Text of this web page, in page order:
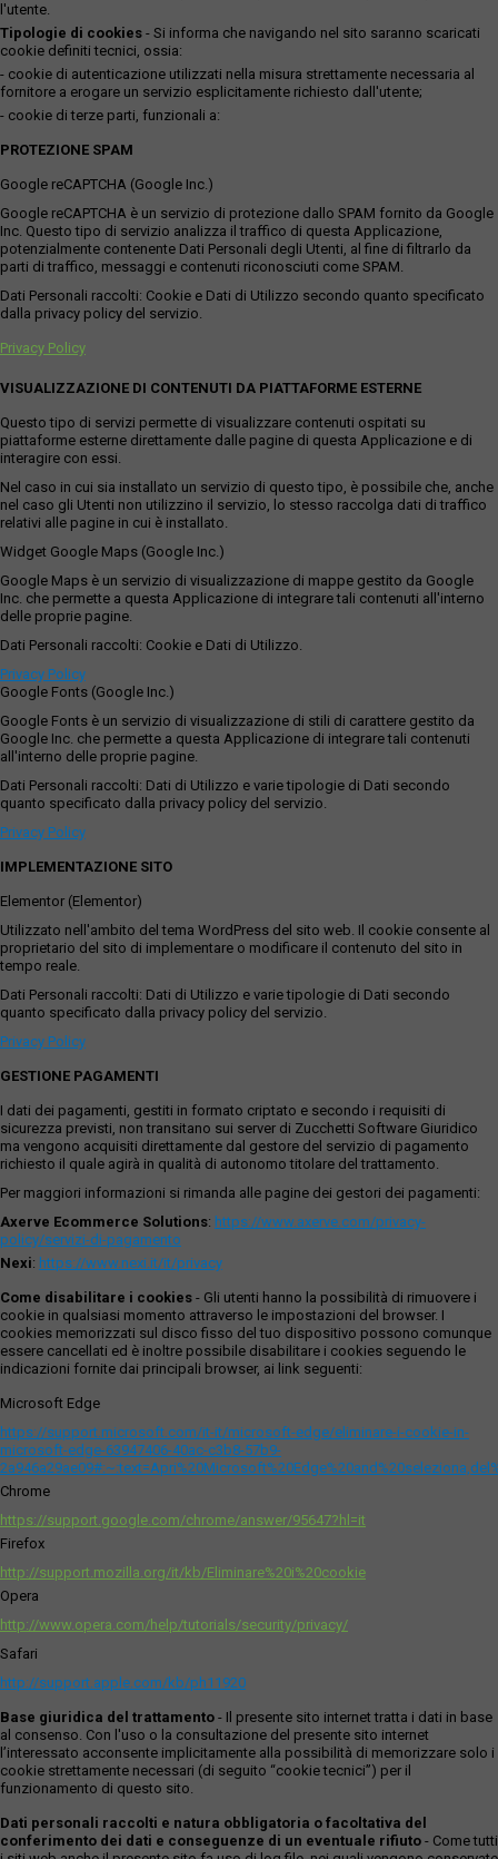
l'utente.
Tipologie di cookies - Si informa che navigando nel sito saranno scaricati
cookie definiti tecnici, ossia:
- cookie di autenticazione utilizzati nella misura strettamente necessaria al
fornitore a erogare un servizio esplicitamente richiesto dall'utente;
- cookie di terze parti, funzionali a:
PROTEZIONE SPAM
Google reCAPTCHA (Google Inc.)
Google reCAPTCHA è un servizio di protezione dallo SPAM fornito da Google
Inc. Questo tipo di servizio analizza il traffico di questa Applicazione,
potenzialmente contenente Dati Personali degli Utenti, al fine di filtrarlo da
parti di traffico, messaggi e contenuti riconosciuti come SPAM.
Dati Personali raccolti: Cookie e Dati di Utilizzo secondo quanto specificato
dalla privacy policy del servizio.
Privacy Policy
VISUALIZZAZIONE DI CONTENUTI DA PIATTAFORME ESTERNE
Questo tipo di servizi permette di visualizzare contenuti ospitati su
piattaforme esterne direttamente dalle pagine di questa Applicazione e di
interagire con essi.
Nel caso in cui sia installato un servizio di questo tipo, è possibile che, anche
nel caso gli Utenti non utilizzino il servizio, lo stesso raccolga dati di traffico
relativi alle pagine in cui è installato.
Widget Google Maps (Google Inc.)
Google Maps è un servizio di visualizzazione di mappe gestito da Google
Inc. che permette a questa Applicazione di integrare tali contenuti all'interno
delle proprie pagine.
Dati Personali raccolti: Cookie e Dati di Utilizzo.
Privacy Policy
Google Fonts (Google Inc.)
Google Fonts è un servizio di visualizzazione di stili di carattere gestito da
Google Inc. che permette a questa Applicazione di integrare tali contenuti
all'interno delle proprie pagine.
Dati Personali raccolti: Dati di Utilizzo e varie tipologie di Dati secondo
quanto specificato dalla privacy policy del servizio.
Privacy Policy
IMPLEMENTAZIONE SITO
Elementor (Elementor)
Utilizzato nell'ambito del tema WordPress del sito web. Il cookie consente al
proprietario del sito di implementare o modificare il contenuto del sito in
tempo reale.
Dati Personali raccolti: Dati di Utilizzo e varie tipologie di Dati secondo
quanto specificato dalla privacy policy del servizio.
Privacy Policy
GESTIONE PAGAMENTI
I dati dei pagamenti, gestiti in formato criptato e secondo i requisiti di
sicurezza previsti, non transitano sui server di Zucchetti Software Giuridico
ma vengono acquisiti direttamente dal gestore del servizio di pagamento
richiesto il quale agirà in qualità di autonomo titolare del trattamento.
Per maggiori informazioni si rimanda alle pagine dei gestori dei pagamenti:
Axerve Ecommerce Solutions: https://www.axerve.com/privacy-
policy/servizi-di-pagamento
Nexi: https://www.nexi.it/it/privacy
Come disabilitare i cookies - Gli utenti hanno la possibilità di rimuovere i
cookie in qualsiasi momento attraverso le impostazioni del browser. I
cookies memorizzati sul disco fisso del tuo dispositivo possono comunque
essere cancellati ed è inoltre possibile disabilitare i cookies seguendo le
indicazioni fornite dai principali browser, ai link seguenti:
Microsoft Edge
https://support.microsoft.com/it-it/microsoft-edge/eliminare-i-cookie-in-
microsoft-edge-63947406-40ac-c3b8-57b9-
Chrome
https://support.google.com/chrome/answer/95647?hl=it
Firefox
http://support.mozilla.org/it/kb/Eliminare%20i%20cookie
Opera
http://www.opera.com/help/tutorials/security/privacy/
Safari
http://support.apple.com/kb/ph11920
Base giuridica del trattamento - Il presente sito internet tratta i dati in base
al consenso. Con l'uso o la consultazione del presente sito internet
l’interessato acconsente implicitamente alla possibilità di memorizzare solo i
cookie strettamente necessari (di seguito “cookie tecnici”) per il
funzionamento di questo sito.
Dati personali raccolti e natura obbligatoria o facoltativa del
conferimento dei dati e conseguenze di un eventuale rifiuto - Come tutti